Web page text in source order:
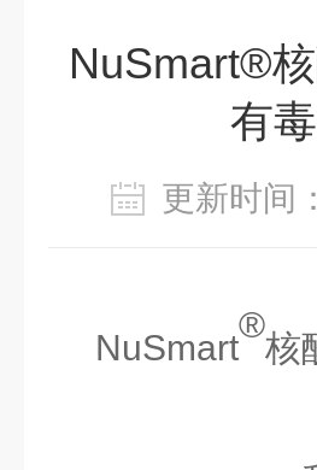
NuSmart®
有
更新时
NuSmart
®
核